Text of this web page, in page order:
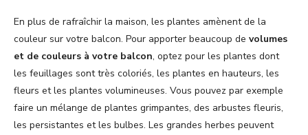
En plus de rafraîchir la maison, les plantes amènent de la
couleur sur votre balcon. Pour apporter beaucoup de volumes
et de couleurs à votre balcon, optez pour les plantes dont
les feuillages sont très coloriés, les plantes en hauteurs, les
fleurs et les plantes volumineuses. Vous pouvez par exemple
faire un mélange de plantes grimpantes, des arbustes fleuris,
les persistantes et les bulbes. Les grandes herbes peuvent